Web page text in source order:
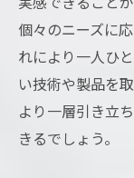
個々のニーズに
れにより一人ひ
い技術や製品を
より一層引き立
きるでしょう。